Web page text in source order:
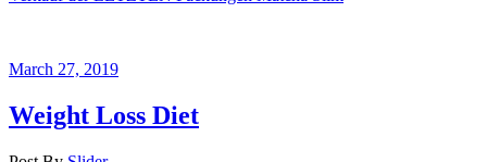
March 27, 2019
Weight Loss Diet